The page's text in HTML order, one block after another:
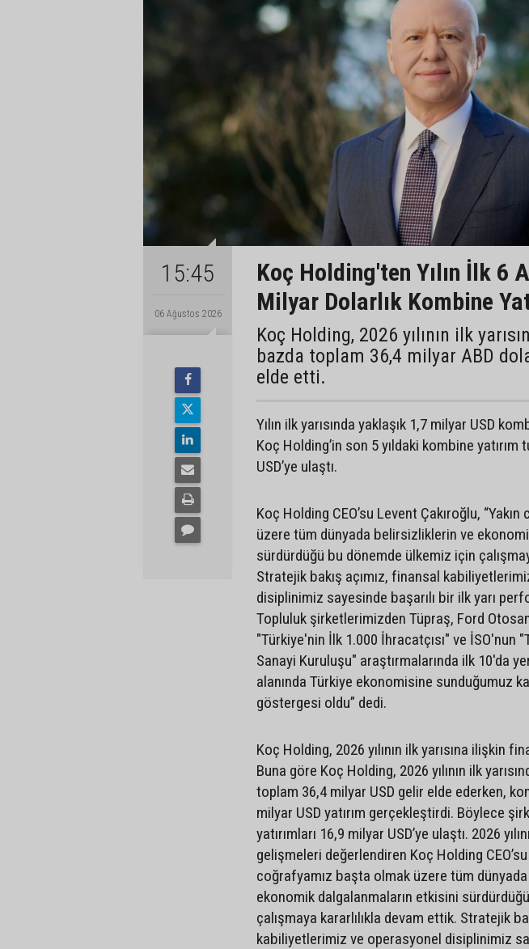
15:45
06 Ağustos 2026
Koç Holding'ten Yılın İlk 6
Milyar Dolarlık Kombine
Koç Holding, 2026 yılının ilk
bazda toplam 36,4 milyar ABD
elde etti.
Yılın ilk yarısında yaklaşık 1,7 milyar USD
Koç Holding’in son 5 yıldaki kombine yatırım
USD’ye ulaştı.
Koç Holding CEO’su Levent Çakıroğlu,
üzere tüm dünyada belirsizliklerin ve
sürdürdüğü bu dönemde ülkemiz için
Stratejik bakış açımız, finansal
disiplinimiz sayesinde başarılı bir ilk yarı
Topluluk şirketlerimizden Tüpraş, Ford
"Türkiye'nin İlk 1.000 İhracatçısı" ve İSO'nun
Sanayi Kuruluşu" araştırmalarında ilk 10'da
alanında Türkiye ekonomisine sunduğumuz
göstergesi oldu” dedi.
Koç Holding, 2026 yılının ilk yarısına ilişkin
Buna göre Koç Holding, 2026 yılının ilk
toplam 36,4 milyar USD gelir elde ederken,
milyar USD yatırım gerçekleştirdi. Böylece
yatırımları 16,9 milyar USD’ye ulaştı. 2026
gelişmeleri değerlendiren Koç Holding CEO’su
coğrafyamız başta olmak üzere tüm
ekonomik dalgalanmaların etkisini
çalışmaya kararlılıkla devam ettik. Stratejik
kabiliyetlerimiz ve operasyonel disiplinimiz